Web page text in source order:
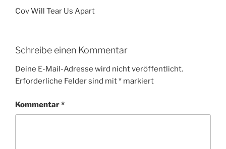
Cov Will Tear Us Apart
Schreibe einen Kommentar
Deine E-Mail-Adresse wird nicht veröffentlicht.
Erforderliche Felder sind mit* markiert
Kommentar*